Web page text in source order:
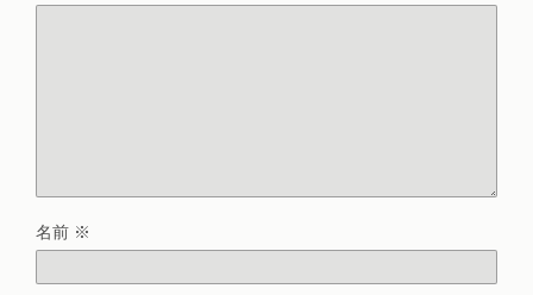
名前 ※